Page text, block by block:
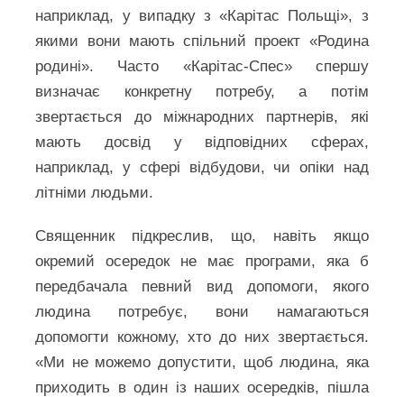
наприклад, у випадку з «Карітас Польщі», з
якими вони мають спільний проект «Родина
родині». Часто «Карітас-Спес» спершу
визначає конкретну потребу, а потім
звертається до міжнародних партнерів, які
мають досвід у відповідних сферах,
наприклад, у сфері відбудови, чи опіки над
літніми людьми.
Священник підкреслив, що, навіть якщо
окремий осередок не має програми, яка б
передбачала певний вид допомоги, якого
людина потребує, вони намагаються
допомогти кожному, хто до них звертається.
«Ми не можемо допустити, щоб людина, яка
приходить в один із наших осередків, пішла